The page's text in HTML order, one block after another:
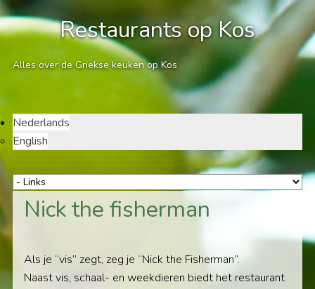
Restaurants op Kos
Alles over de Griekse keuken op Kos
Nederlands
English
Nick the fisherman
Als je “vis” zegt, zeg je “Nick the Fisherman”.
Naast vis, schaal- en weekdieren biedt het restaurant